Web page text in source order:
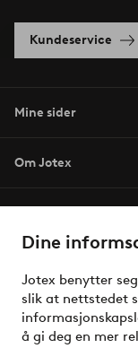
Dine
Jotex benytter
slik at nettstedet
å gi deg en mer
Kundeservice
Mine sider
Om Jotex
Venner